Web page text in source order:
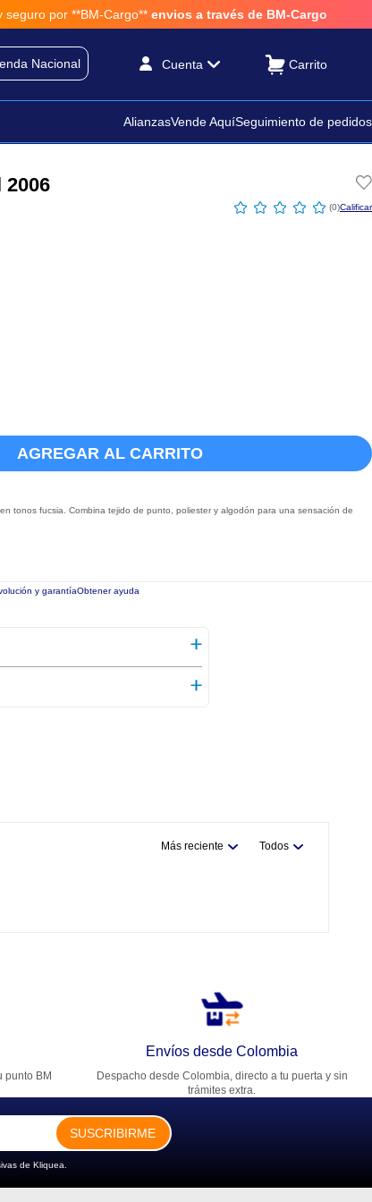
Cargo** envios a través de BM-Cargo
Nacional Cuenta
AlianzasVende AquíSeguimiento de pedidos
☆ ☆ ☆ ☆ ☆ (0)
AGREGAR AL CARRITO
tonos fucsia. Combina tejido de punto, poliester y algodón para una sensación de
y garantíaObtener ayuda
Más reciente Todos
punto BM
Envíos desde Colombia
Despacho desde Colombia, directo a tu puerta y sin
trámites extra.
SUSCRIBIRME
de Kliquea.